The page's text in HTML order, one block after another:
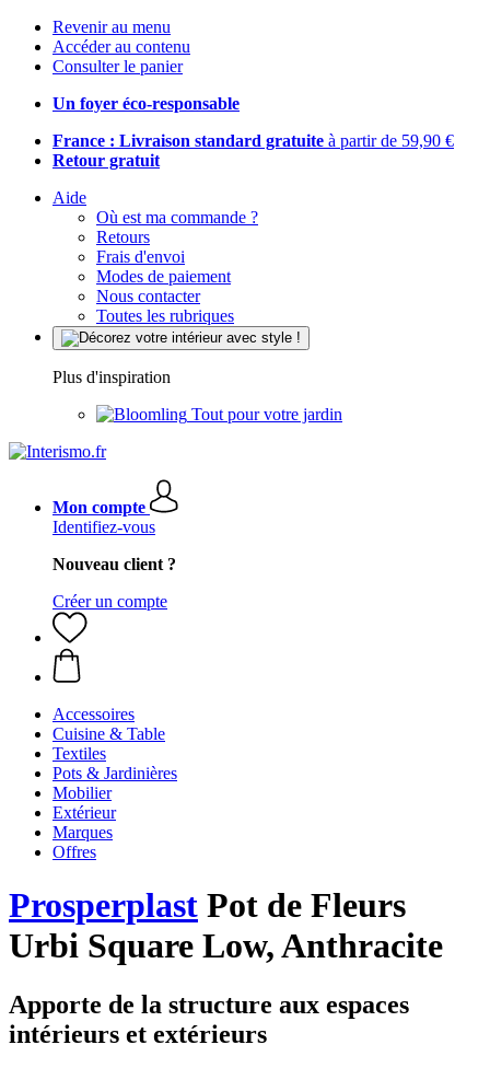
Revenir au menu
Accéder au contenu
Consulter le panier
Un foyer éco-responsable
France : Livraison standard gratuite à partir de 59,90 €
Retour gratuit
Aide
Où est ma commande ?
Retours
Frais d'envoi
Modes de paiement
Nous contacter
Toutes les rubriques
Plus d'inspiration
Tout pour votre jardin
Mon compte
Identifiez-vous
Nouveau client ?
Créer un compte
Accessoires
Cuisine & Table
Textiles
Pots & Jardinières
Mobilier
Extérieur
Marques
Offres
Prosperplast Pot de Fleurs
Urbi Square Low, Anthracite
Apporte de la structure aux espaces
intérieurs et extérieurs